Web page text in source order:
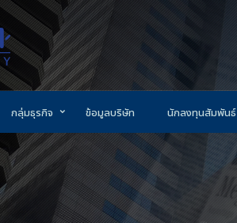
กลุ่มธุรกิจ ข้อมูลบริษัท นักลงทุนสัมพันธ์